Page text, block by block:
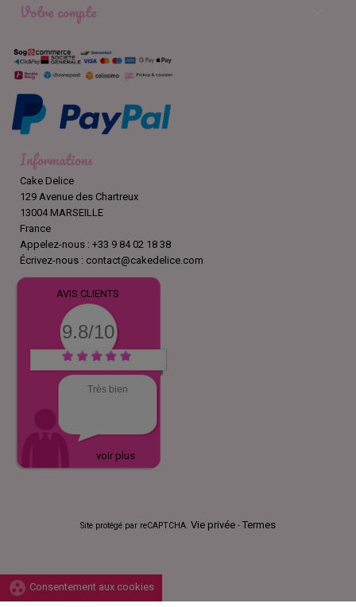
Votre compte
Informations
Cake Delice
129 Avenue des Chartreux
13004 MARSEILLE
France
Appelez-nous : +33 9 84 02 18 38
Écrivez-nous : contact@cakedelice.com
AVIS CLIENTS
9.8/10
Très bien
voir plus
Site protégé par reCAPTCHA. Vie privée - Termes
group_work Consentement aux cookies